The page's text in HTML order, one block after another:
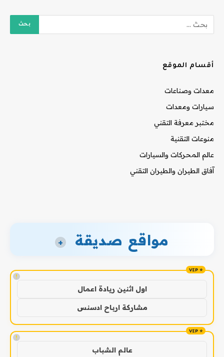
أقسام الموقع
معدات وصناعات
سيارات ومعدات
مختبر معرفة التقني
منوعات التقنية
عالم المحركات والسيارات
آفاق الطيران والطيران التقني
مواقع صديقة +
!
اول اثنين ريادة اعمال
مشاركة ارباح ادسنس
!
عالم الشباب